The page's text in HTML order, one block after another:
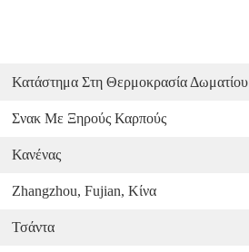
Κατάστημα Στη Θερμοκρασία Δωματίου
Σνακ Με Ξηρούς Καρπούς
Κανένας
Zhangzhou, Fujian, Κίνα
Τσάντα